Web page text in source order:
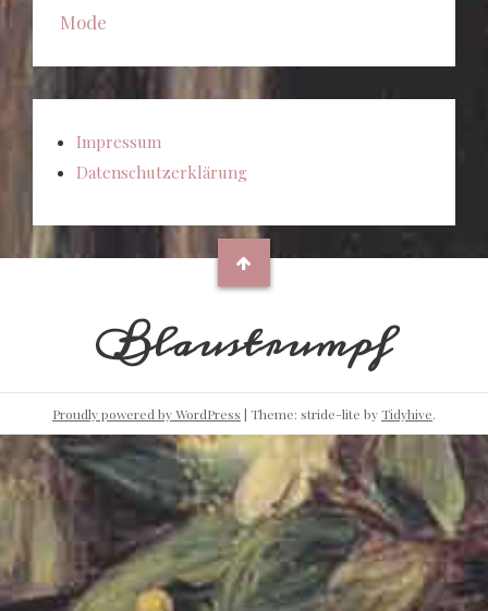
Mode
Impressum
Datenschutzerklärung
Blaustrumpf
Proudly powered by WordPress | Theme: stride-lite byTidyhive.